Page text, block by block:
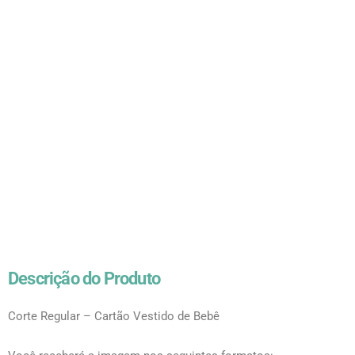
Descrição do Produto
Corte Regular – Cartão Vestido de Bebê